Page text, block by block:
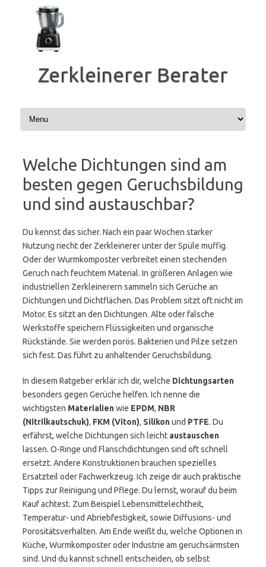
springen
Zerkleinerer Berater
Welche Dichtungen sind am
besten gegen Geruchsbildung
und sind austauschbar?
Du kennst das sicher. Nach ein paar Wochen starker
Nutzung riecht der Zerkleinerer unter der Spüle muffig.
Oder der Wurmkomposter verbreitet einen stechenden
Geruch nach feuchtem Material. In größeren Anlagen wie
industriellen Zerkleinerern sammeln sich Gerüche an
Dichtungen und Dichtflächen. Das Problem sitzt oft nicht im
Motor. Es sitzt an den Dichtungen. Alte oder falsche
Werkstoffe speichern Flüssigkeiten und organische
Rückstände. Sie werden porös. Bakterien und Pilze setzen
sich fest. Das führt zu anhaltender Geruchsbildung.
In diesem Ratgeber erklär ich dir, welche Dichtungsarten
besonders gegen Gerüche helfen. Ich nenne die
wichtigsten Materialienwie EPDM, NBR
(Nitrilkautschuk), FKM (Viton), Silikonund PTFE. Du
erfährst, welche Dichtungen sich leicht austauschen
lassen. O-Ringe und Flanschdichtungen sind oft schnell
ersetzt. Andere Konstruktionen brauchen spezielles
Ersatzteil oder Fachwerkzeug. Ich zeige dir auch praktische
Tipps zur Reinigung und Pflege. Du lernst, worauf du beim
Kauf achtest. Zum Beispiel Lebensmittelechtheit,
Temperatur- und Abriebfestigkeit, sowie Diffusions- und
Porositätsverhalten. Am Ende weißt du, welche Optionen in
Küche, Wurmkomposter oder Industrie am geruchsärmsten
sind. Und du kannst schnell entscheiden, ob selbst